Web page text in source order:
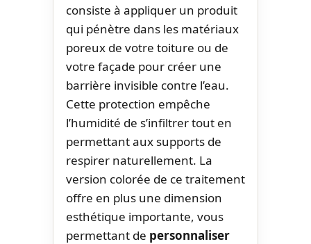
consiste à appliquer un produit
qui pénètre dans les matériaux
poreux de votre toiture ou de
votre façade pour créer une
barrière invisible contre l’eau.
Cette protection empêche
l’humidité de s’infiltrer tout en
permettant aux supports de
respirer naturellement. La
version colorée de ce traitement
offre en plus une dimension
esthétique importante, vous
permettant de personnaliser